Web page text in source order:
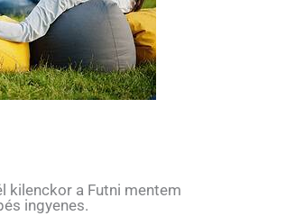
kilenckor a Futni mentem
ingyenes.